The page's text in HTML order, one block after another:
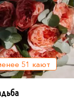
51 кают